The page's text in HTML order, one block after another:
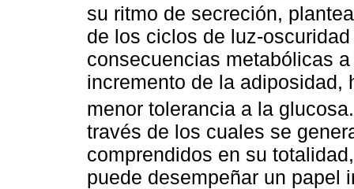
su ritmo de secreción,
de los ciclos de luz-
consecuencias metabólicas
incremento de la adiposidad,
menor tolerancia a la glucosa.
través de los cuales se
comprendidos en su
puede desempeñar un papel